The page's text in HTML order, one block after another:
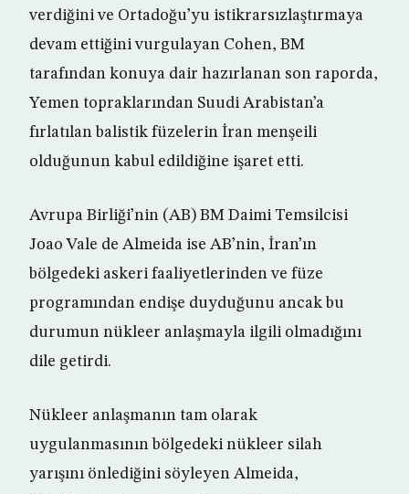
verdiğini ve Ortadoğu’yu istikrarsızlaştırmaya
devam ettiğini vurgulayan Cohen, BM
tarafından konuya dair hazırlanan son raporda,
Yemen topraklarından Suudi Arabistan’a
fırlatılan balistik füzelerin İran menşeili
olduğunun kabul edildiğine işaret etti.
Avrupa Birliği’nin (AB) BM Daimi Temsilcisi
Joao Vale de Almeida ise AB’nin, İran’ın
bölgedeki askeri faaliyetlerinden ve füze
programından endişe duyduğunu ancak bu
durumun nükleer anlaşmayla ilgili olmadığını
dile getirdi.
Nükleer anlaşmanın tam olarak
uygulanmasının bölgedeki nükleer silah
yarışını önlediğini söyleyen Almeida,